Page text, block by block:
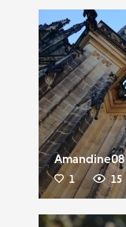
Amandine08
1 15